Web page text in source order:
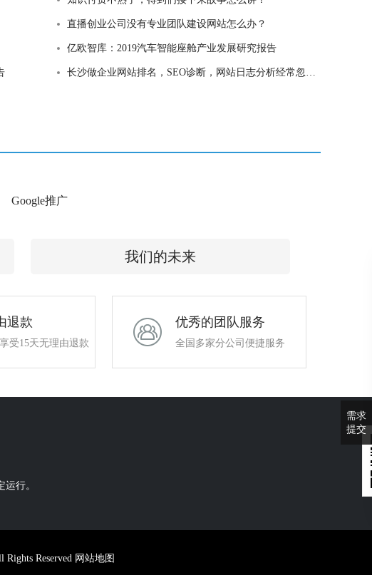
直播创业公司没有专业团队建设网站怎么办？
亿欧智库：2019汽车智能座舱产业发展研究报告
长沙做企业网站排名，SEO诊断，网站日志分析经常忽略的6个细节！
Google推广
我们的未来
退款
受15天无理由退款
优秀的团队服务
全国多家分公司便捷服务
行。
Rights Reserved‬ 网站地图
需求
提交